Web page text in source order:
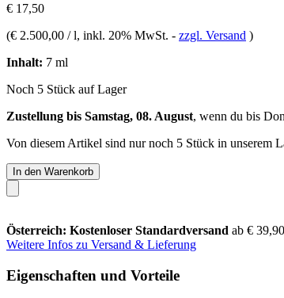
€ 17,50
(€ 2.500,00 / l, inkl. 20% MwSt. - zzgl. Versand )
Inhalt: 7 ml
Noch 5 Stück auf Lager
Zustellung bis Samstag, 08. August, wenn du bis
Von diesem Artikel sind nur noch 5 Stück in unserem
In den Warenkorb
Österreich: Kostenloser Standardversand ab € 39,90
Weitere Infos zu Versand & Lieferung
Eigenschaften und Vorteile